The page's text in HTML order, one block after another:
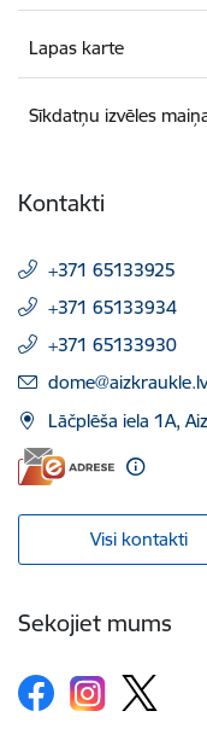
Lapas karte
Sīkdatņu izvēles
Kontakti
+371 65133925
+371 65133934
+371 65133930
E-pasts:
dome@aizkraukle.lv
Lāčplēša iela 1A,
Visi kontakti
Sekojiet mums